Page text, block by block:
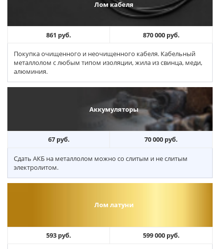
Лом кабеля
861 руб. 870 000 руб.
Покупка очищенного и неочищенного кабеля. Кабельный
металлолом с любым типом изоляции, жила из свинца, меди,
алюминия.
Аккумуляторы
67 руб. 70 000 руб.
Сдать АКБ на металлолом можно со слитым и не слитым
электролитом.
Лом латуни
593 руб. 599 000 руб.